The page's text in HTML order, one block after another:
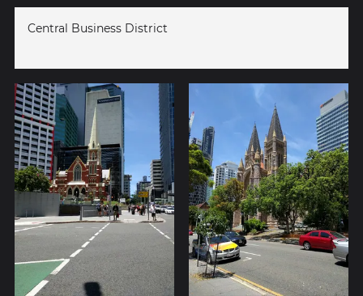
Central Business District